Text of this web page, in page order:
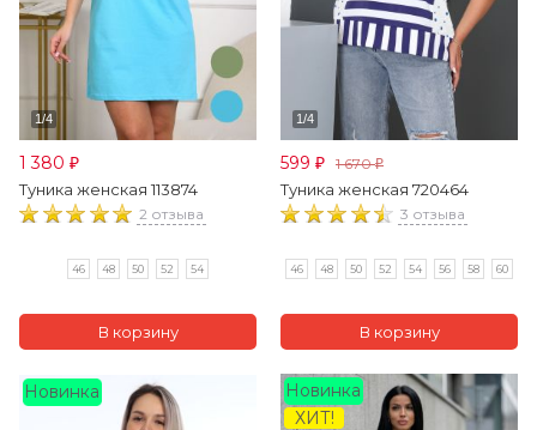
1 380 ₽
Туника женская 113874
2 отзыва
46 48 50 52 54
599 ₽ 1 670₽
Туника женская 720464
3 отзыва
46 48 50 52 54 56 58 60
Новинка
ХИТ!
Новинка